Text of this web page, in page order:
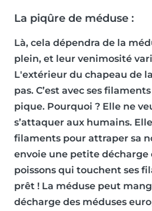
La piqûre de méduse :
Là, cela dépendra de la
plein, et leur venimosité
L'extérieur du chapeau de
pas. C’est avec ses
pique. Pourquoi ? Elle ne
s’attaquer aux humains.
filaments pour attraper sa
envoie une petite décharge
poissons qui touchent ses
prêt ! La méduse peut
décharge des méduses